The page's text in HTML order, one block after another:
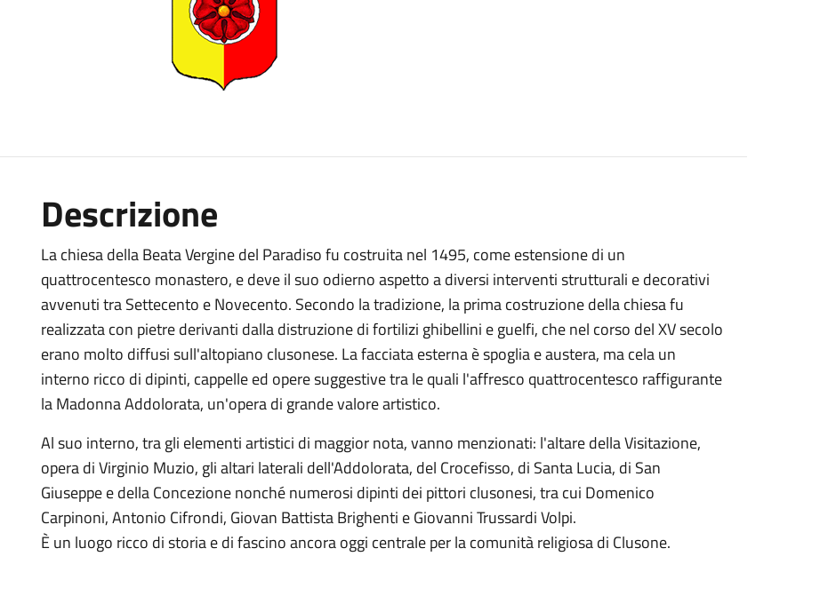
Descrizione
La chiesa della Beata Vergine del Paradiso fu costruita nel 1495, come estensione di un
quattrocentesco monastero, e deve il suo odierno aspetto a diversi interventi strutturali e decorativi
avvenuti tra Settecento e Novecento. Secondo la tradizione, la prima costruzione della chiesa fu
realizzata con pietre derivanti dalla distruzione di fortilizi ghibellini e guelfi, che nel corso del XV secolo
erano molto diffusi sull'altopiano clusonese. La facciata esterna è spoglia e austera, ma cela un
interno ricco di dipinti, cappelle ed opere suggestive tra le quali l'affresco quattrocentesco raffigurante
la Madonna Addolorata, un'opera di grande valore artistico.
Al suo interno, tra gli elementi artistici di maggior nota, vanno menzionati: l'altare della Visitazione,
opera di Virginio Muzio, gli altari laterali dell'Addolorata, del Crocefisso, di Santa Lucia, di San
Giuseppe e della Concezione nonché numerosi dipinti dei pittori clusonesi, tra cui Domenico
Carpinoni, Antonio Cifrondi, Giovan Battista Brighenti e Giovanni Trussardi Volpi.
È un luogo ricco di storia e di fascino ancora oggi centrale per la comunità religiosa di Clusone.